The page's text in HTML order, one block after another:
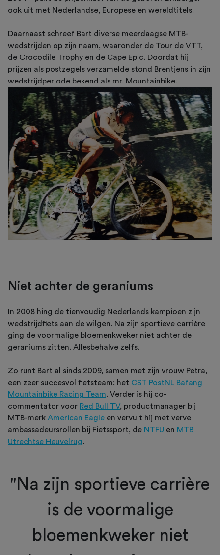
ook uit met Nederlandse, Europese en wereldtitels.
Daarnaast schreef Bart diverse meerdaagse MTB-
wedstrijden op zijn naam, waaronder de Tour de VTT,
de Crocodile Trophy en de Cape Epic. Doordat hij
prijzen als postzegels verzamelde stond Brentjens in zijn
wedstrijdperiode bekend als mr. Mountainbike.
Niet achter de geraniums
In 2008 hing de tienvoudig Nederlands kampioen zijn
wedstrijdfiets aan de wilgen. Na zijn sportieve carrière
ging de voormalige bloemenkweker niet achter de
geraniums zitten. Allesbehalve zelfs.
Zo runt Bart al sinds 2009, samen met zijn vrouw Petra,
een zeer succesvol fietsteam: het CST PostNL Bafang
Mountainbike Racing Team. Verder is hij co-
commentator voor Red Bull TV, productmanager bij
MTB-merk American Eagle en vervult hij met verve
ambassadeursrollen bij Fietssport, de NTFU en MTB
Utrechtse Heuvelrug.
"Na zijn sportieve carrière
is de voormalige
bloemenkweker niet